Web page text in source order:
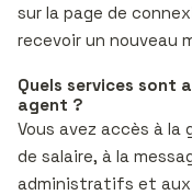
sur la page de
recevoir un nouveau
Quels services sont
agent ?
Vous avez accès à
de salaire, à la
administratifs et